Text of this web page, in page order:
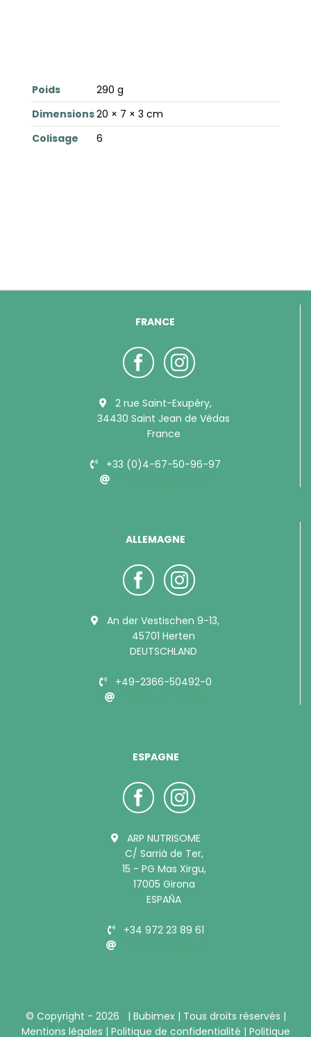
Poids
290 g
Dimensions20 × 7 × 3 cm
Colisage
6
FRANCE
2 rue Saint-Exupéry,
34430 Saint Jean de Védas
France
+33 (0)4-67-50-96-97
ALLEMAGNE
An der Vestischen 9-13,
45701 Herten
DEUTSCHLAND
+49-2366-50492-0
ESPAGNE
ARP NUTRISOME
C/ Sarrià de Ter,
15 - PG Mas Xirgu,
17005 Girona
ESPAÑA
+34 972 23 89 61
© Copyright - 2026 | Bubimex | Tous droits réservés |
Mentions légales | Politique de confidentialité | Politique